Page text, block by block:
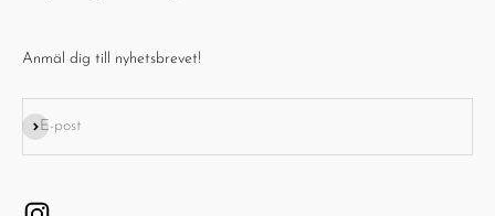
Anmäl dig till nyhetsbrevet!
E-post
Prenumerera